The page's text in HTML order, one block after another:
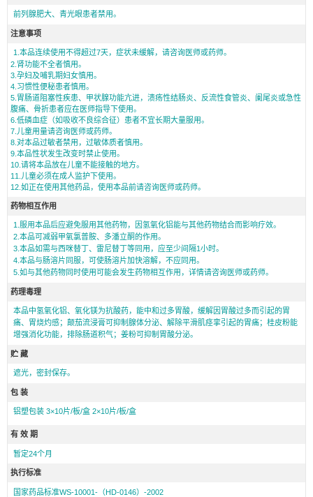
前列腺肥大、青光眼患者禁用。
注意事项
1.本品连续使用不得超过7天，症状未缓解，请咨询医师或药师。
2.肾功能不全者慎用。
3.孕妇及哺乳期妇女慎用。
4.习惯性便秘患者慎用。
5.胃肠道阻塞性疾患、甲状腺功能亢进，溃疡性结肠炎、反流性食管炎、阑尾炎或急性
腹痛、骨折患者应在医师指导下使用。
6.低磷血症（如吸收不良综合征）患者不宜长期大量服用。
7.儿童用量请咨询医师或药师。
8.对本品过敏者禁用，过敏体质者慎用。
9.本品性状发生改变时禁止使用。
10.请将本品放在儿童不能接触的地方。
11.儿童必须在成人监护下使用。
12.如正在使用其他药品，使用本品前请咨询医师或药师。
药物相互作用
1.服用本品后应避免服用其他药物，因氢氧化铝能与其他药物结合而影响疗效。
2.本品可减弱甲氧氯普胺、多潘立酮的作用。
3.本品如需与西咪替丁、雷尼替丁等同用，应至少间隔1小时。
4.本品与肠溶片同服，可使肠溶片加快溶解，不应同用。
5.如与其他药物同时使用可能会发生药物相互作用，详情请咨询医师或药师。
药理毒理
本品中氢氧化铝、氧化镁为抗酸药，能中和过多胃酸，缓解因胃酸过多而引起的胃
痛、胃烧灼感；颠茄流浸膏可抑制腺体分泌、解除平滑肌痉挛引起的胃痛；桂皮粉能
增强消化功能，排除肠道积气；姜粉可抑制胃酸分泌。
贮 藏
遮光，密封保存。
包 装
铝塑包装 3×10片/板/盒 2×10片/板/盒
有 效 期
暂定24个月
执行标准
国家药品标准WS-10001-（HD-0146）-2002